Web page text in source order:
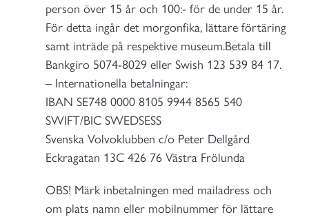
person över 15 år och 100:- för de under 15 år.
För detta ingår det morgonfika, lättare förtäring
samt inträde på respektive museum.Betala till
Bankgiro 5074-8029 eller Swish 123 539 84 17.
– Internationella betalningar:
IBAN SE748 0000 8105 9944 8565 540
SWIFT/BIC SWEDSESS
Svenska Volvoklubben c/o Peter Dellgård
Eckragatan 13C 426 76 Västra Frölunda
OBS! Märk inbetalningen med mailadress och
om plats namn eller mobilnummer för lättare